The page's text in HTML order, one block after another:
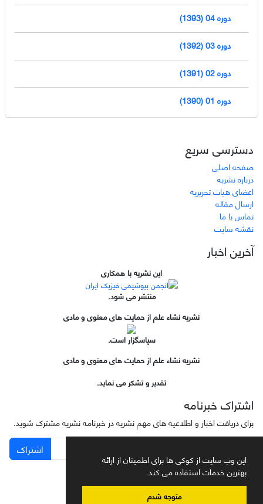
این وب سایت از کوکی ها برای اطمینان از ارائه
بهترین خدمات استفاده می کند.
متوجه شدم
دوره 04 (1393)
دوره 03 (1392)
دوره 02 (1391)
دوره 01 (1390)
دسترسی سریع
صفحه اصلی
درباره نشریه
اعضای هیات تحریریه
ارسال مقاله
تماس با ما
نقشه سایت
آخرین اخبار
این نشریه با همکاری
منتشر می شود.
نشریه نشاء علم از حمایت های معنوی و مادی
سپاسگزار است.
نشریه نشاء علم از حمایت های معنوی و مادی
تقدیر و تشکر می نماید.
اشتراک خبرنامه
برای دریافت اخبار و اطلاعیه های مهم نشریه در خبرنامه نشریه مشترک شوید.
اشتراک